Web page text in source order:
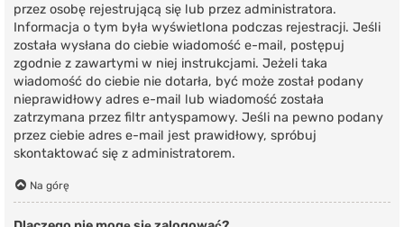
przez osobę rejestrującą się lub przez administratora.
Informacja o tym była wyświetlona podczas rejestracji. Jeśli
została wysłana do ciebie wiadomość e-mail, postępuj
zgodnie z zawartymi w niej instrukcjami. Jeżeli taka
wiadomość do ciebie nie dotarła, być może został podany
nieprawidłowy adres e-mail lub wiadomość została
zatrzymana przez filtr antyspamowy. Jeśli na pewno podany
przez ciebie adres e-mail jest prawidłowy, spróbuj
skontaktować się z administratorem.
Na górę